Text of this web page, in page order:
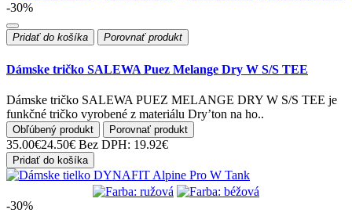
-30%
Pridať do košíka Porovnať produkt
Dámske tričko SALEWA Puez Melange Dry W S/S TEE
Dámske tričko SALEWA PUEZ MELANGE DRY W S/S TEE je
funkčné tričko vyrobené z materiálu Dry’ton na ho..
Obľúbený produkt Porovnať produkt
35.00€24.50€ Bez DPH: 19.92€
Pridať do košíka
-30%